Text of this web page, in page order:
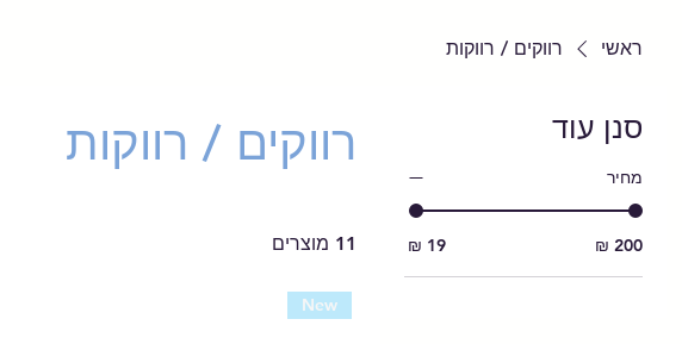
ראשי רווקים / רווקות
סנן עוד
מחיר
‏19 ‏₪ ‏200 ‏₪
רווקים / רווקות
11 מוצרים
New